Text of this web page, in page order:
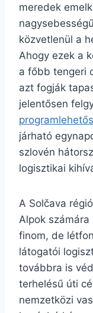
meredek
közvetlenül a
Ahogy ezek a
a főbb tengeri
azt fogják
jelentősen
járható
szlovén
logisztikai
A Solčava
Alpok
finom, de
látogatói
továbbra is
terhelésű úti
nemzetközi